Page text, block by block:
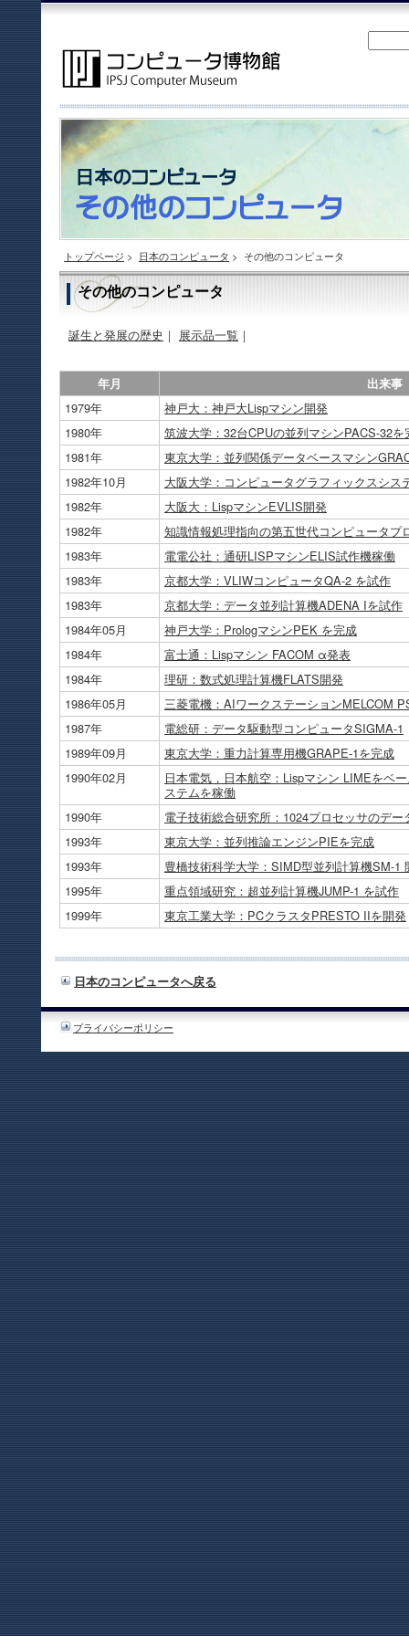
トップページ > 日本のコンピュータ > その他のコンピュータ
その他のコンピュータ
誕生と発展の歴史 ｜ 展示品一覧 ｜
年月 出来事
1979年
神戸大：神戸大Lispマシン開発
1980年
筑波大学：32台CPUの並列マシンPACS-32を
1981年
東京大学：並列関係データベースマシン
1982年10月
大阪大学：コンピュータグラフィックスシス
1982年
大阪大：LispマシンEVLIS開発
1982年
知識情報処理指向の第五世代コンピュータプ
1983年
電電公社：通研LISPマシンELIS試作機稼働
1983年
京都大学：VLIWコンピュータQA-2 を試作
1983年
京都大学：データ並列計算機ADENA Iを試作
1984年05月
神戸大学：PrologマシンPEK を完成
1984年
富士通：Lispマシン FACOM α発表
1984年
理研：数式処理計算機FLATS開発
1986年05月
三菱電機：AIワークステーションMELCOM
1987年
電総研：データ駆動型コンピュータSIGMA-1
1989年09月
東京大学：重力計算専用機GRAPE-1を完成
1990年02月
日本電気，日本航空：Lispマシン LIMEをベ
ステムを稼働
1990年
電子技術総合研究所：1024プロセッサのデ
1993年
東京大学：並列推論エンジンPIEを完成
1993年
豊橋技術科学大学：SIMD型並列計算機SM-1
1995年
重点領域研究：超並列計算機JUMP-1 を試作
1999年
東京工業大学：PCクラスタPRESTO IIを開発
日本のコンピュータへ戻る
プライバシーポリシー